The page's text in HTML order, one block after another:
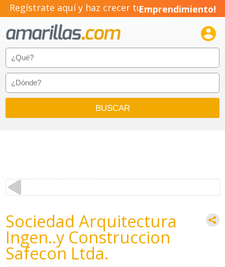
Regístrate aquí y haz crecer tuEmprendimiento!

Sociedad Arquitectura
Ingen..y Construccion
Safecon Ltda.